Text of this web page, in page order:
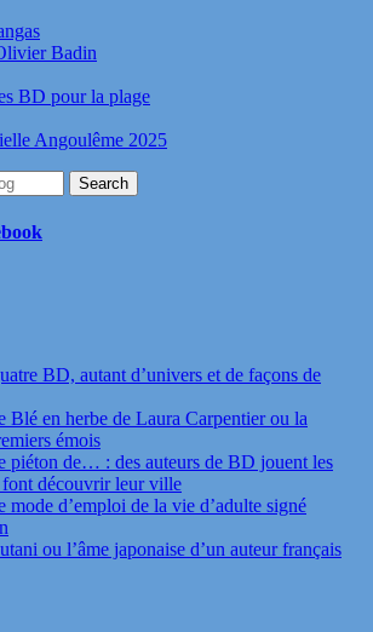
Badin
BD pour la plage
Angoulême 2025
BD, autant d’univers et de façons de
Blé en herbe de Laura Carpentier ou la
émois
piéton de… : des auteurs de BD jouent les
font découvrir leur ville
mode d’emploi de la vie d’adulte signé
ou l’âme japonaise d’un auteur français